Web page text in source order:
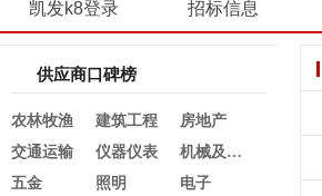
凯发k8登录 招标信息
供应商口碑榜
农林牧渔 建筑工程
房地产
交通运输
仪器仪表
机械及行业设备
五金
照明
电子